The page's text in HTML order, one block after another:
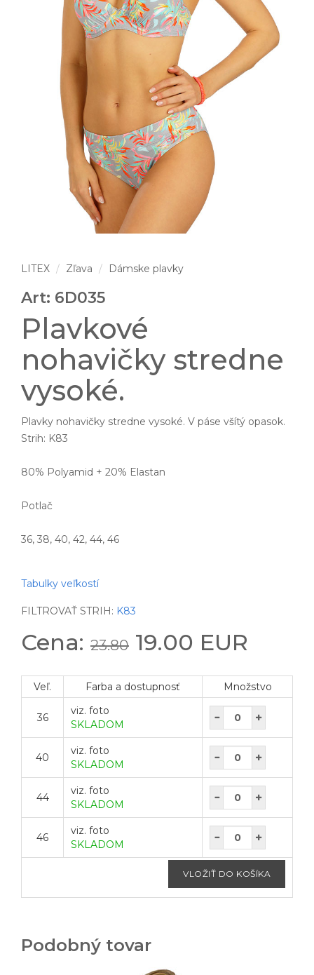
LITEX Zľava Dámske plavky
Art: 6D035
Plavkové
nohavičky stredne
vysoké.
Plavky nohavičky stredne vysoké. V páse všítý opasok.
Strih: K83
80% Polyamid + 20% Elastan
Potlač
36, 38, 40, 42, 44, 46
Tabulky veľkostí
FILTROVAŤ STRIH: K83
Cena: 23.80 19.00 EUR
Veľ. Farba a dostupnosť Množstvo
36
viz. foto
SKLADOM
40
viz. foto
SKLADOM
44
viz. foto
SKLADOM
46
viz. foto
SKLADOM
Podobný tovar